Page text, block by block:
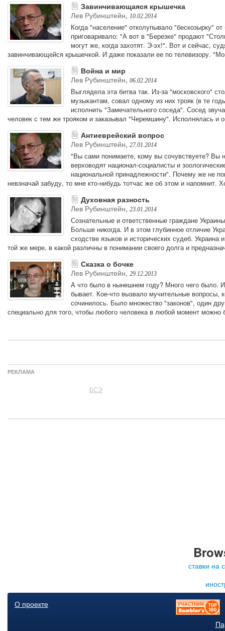
Завинчивающаяся крышечка
Лев Рубинштейн, 10.02.2014
Когда "население" отколупывало "бескозырку"
приговаривало: "А вот в "Березке" продают
могут же, когда захотят. Э-эх!". Вот и сейчас,
завинчивающейся крышечкой. И даже показали ее по телевизору.
Война и мир
Лев Рубинштейн, 06.02.2014
Выглядела эта битва так. Из-за "московского"
музыкантам, совал одному из них трояк (в те
исполнить "Замечательного соседа". Сосед
человек с тем же трояком и заказывал "Черемшину". Исполнялась и
Антиеврейский вопрос
Лев Рубинштейн, 27.01.2014
"Вы сами понимаете, кому вы сочувствуете? Вы
верховодят национал-социалисты и
национальной принадлежности". Почему же не
невзначай забуду, то мне кто-нибудь тотчас же об этом и напомнит.
Духовная разность
Лев Рубинштейн, 23.01.2014
Сознательные и ответственные граждане
Больше никогда. И в этом глубинное отличие
сходстве языков и исторических судеб.
той же мере, в какой различны в понимании своего долга и
Сказка о бочке
Лев Рубинштейн, 29.12.2013
А что было в нынешнем году? Много чего было.
бывает. Кое-что вызвало мучительные вопросы,
сочинилось. Было множество "законов", один
специально для того, чтобы любого человека в любой момент
РЕКЛАМА
БСЭ
ставки на
О проекте